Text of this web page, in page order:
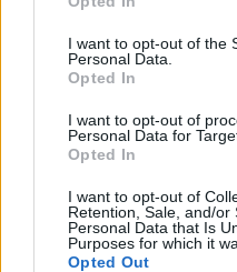
use your data for below
consent section.
I want to opt-out of the
Personal Data.
Opted In
I want to opt-out of
Personal Data for
Opted In
I want to opt-out of
Retention, Sale, and/or
Personal Data that Is
Purposes for which it
Opted Out
Tehát akkor